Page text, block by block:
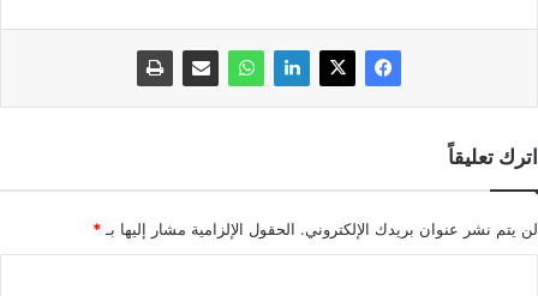
اترك تعليقاً
لن يتم نشر عنوان بريدك الإلكتروني. الحقول الإلزامية مشار إليها بـ *